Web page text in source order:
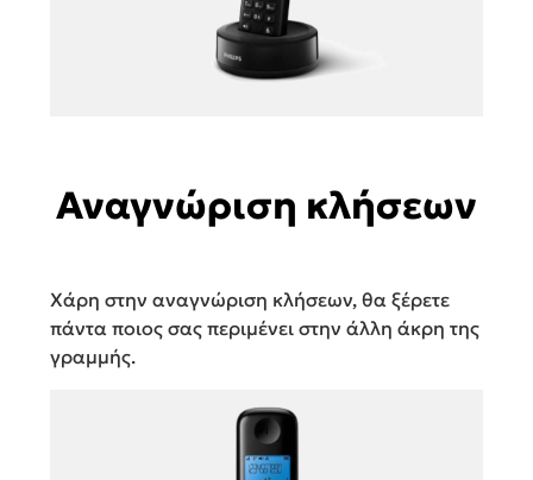
Αναγνώριση κλήσεων
Χάρη στην αναγνώριση κλήσεων, θα ξέρετε
πάντα ποιος σας περιμένει στην άλλη άκρη της
γραμμής.